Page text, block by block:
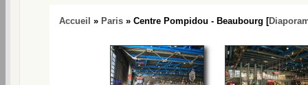
Accueil » Paris » Centre Pompidou - Beaubourg [